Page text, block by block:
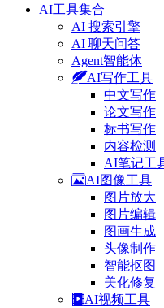
AI工具集合
AI 搜索引擎
AI 聊天问答
Agent智能体
AI写作工具
中文写作
论文写作
标书写作
内容检测
AI笔记工
AI图像工具
图片放大
图片编辑
图画生成
头像制作
智能抠图
美化修复
AI视频工具